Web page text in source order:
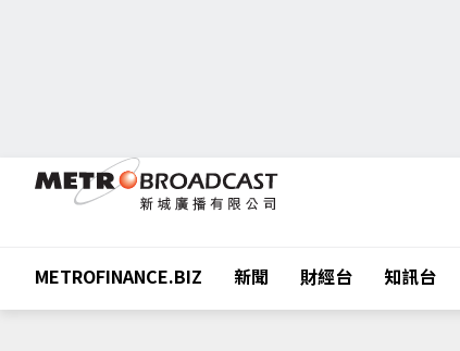
METROFINANCE.BIZ 新聞 財經台 知訊台